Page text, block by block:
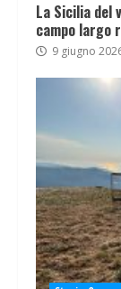
La Sicilia
campo largo
9 giugno